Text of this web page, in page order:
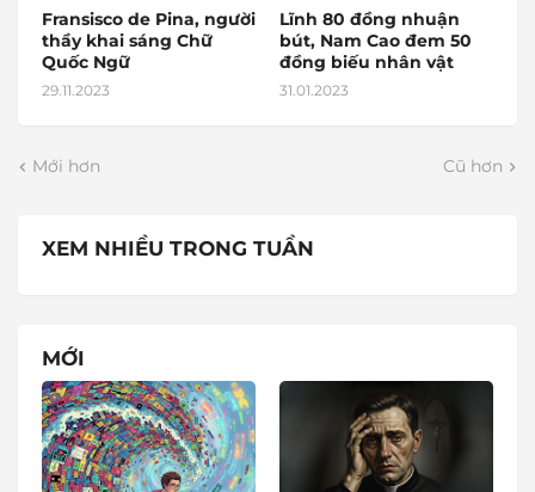
Fransisco de Pina, người
thầy khai sáng Chữ
Quốc Ngữ
29.11.2023
Lĩnh 80 đồng nhuận
bút, Nam Cao đem 50
đồng biếu nhân vật
31.01.2023
Mới hơn Cũ hơn
XEM NHIỀU TRONG TUẦN
MỚI